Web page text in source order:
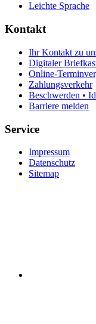
Leichte Sprache
Kontakt
Ihr Kontakt zu
Digitaler
Online-
Zahlungsverkehr
Beschwerden •
Barriere melden
Service
Impressum
Datenschutz
Sitemap